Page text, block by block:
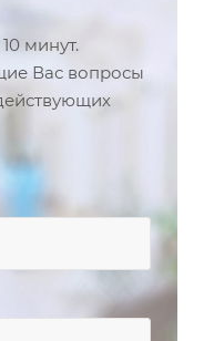
минут.
Вас вопросы